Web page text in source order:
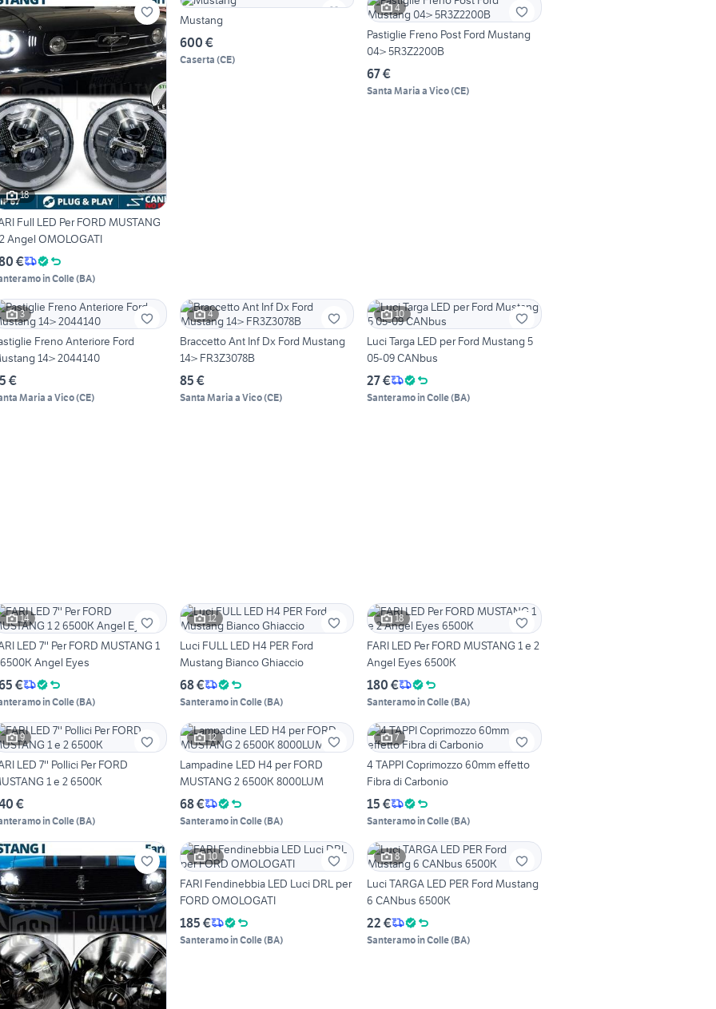
18
Full LED Per FORD MUSTANG
Angel OMOLOGATI
€
in Colle(BA)
Mustang
600 €
Caserta (CE)
4
Pastiglie Freno Post Ford Mustang
04> 5R3Z2200B
67 €
Santa Maria a Vico(CE)
3
Freno Anteriore Ford
14> 2044140
€
Maria a Vico(CE)
4
Braccetto Ant Inf Dx Ford Mustang
14> FR3Z3078B
85 €
Santa Maria a Vico(CE)
10
Luci Targa LED per Ford Mustang 5
05-09 CANbus
27 €
Santeramo in Colle(BA)
14
LED 7'' Per FORD MUSTANG 1
Angel Eyes
€
in Colle(BA)
12
Luci FULL LED H4 PER Ford
Mustang Bianco Ghiaccio
68 €
Santeramo in Colle(BA)
18
FARI LED Per FORD MUSTANG 1 e 2
Angel Eyes 6500K
180 €
Santeramo in Colle(BA)
9
LED 7'' Pollici Per FORD
1 e 2 6500K
€
in Colle(BA)
12
Lampadine LED H4 per FORD
MUSTANG 2 6500K 8000LUM
68 €
Santeramo in Colle(BA)
7
4 TAPPI Coprimozzo 60mm effetto
Fibra di Carbonio
15 €
Santeramo in Colle(BA)
10
FARI Fendinebbia LED Luci DRL per
FORD OMOLOGATI
185 €
Santeramo in Colle(BA)
8
Luci TARGA LED PER Ford Mustang
6 CANbus 6500K
22 €
Santeramo in Colle(BA)